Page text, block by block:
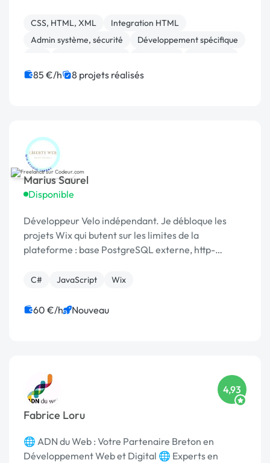
CSS, HTML, XML
Integration HTML
Admin système, sécurité
Développement spécifique
MySQL
PHP
85 €/h 8 projets réalisés
Marius Saurel
Disponible
Développeur Velo indépendant. Je débloque les
projets Wix qui butent sur les limites de la
plateforme : base PostgreSQL externe, http-
catalogue.
C# JavaScript Wix
60 €/h Nouveau
Fabrice Loru
4,93
🌐 ADN du Web : Votre Partenaire Breton en
Développement Web et Digital 🌐 Experts en